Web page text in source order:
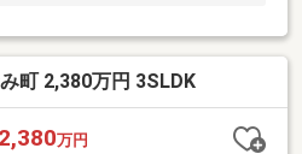
町 2,380万円 3SLDK
2,380万円